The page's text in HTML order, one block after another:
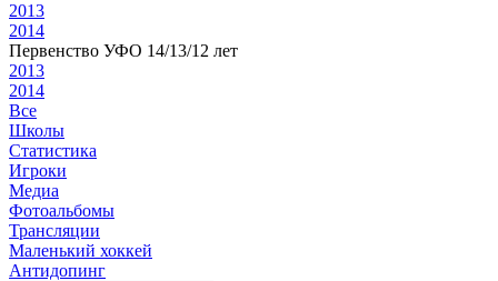
2013
2014
Первенство УФО 14/13/12 лет
2013
2014
Все
Школы
Статистика
Игроки
Медиа
Фотоальбомы
Трансляции
Маленький хоккей
Антидопинг